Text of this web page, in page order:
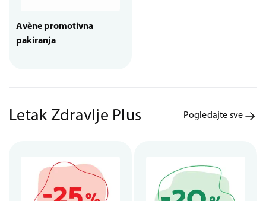
Avène promotivna
pakiranja
Letak Zdravlje Plus Pogledajte sve